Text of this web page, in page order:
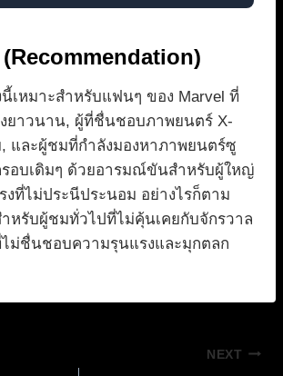
เหมาะสำหรับแฟนๆ ของ Marvel ที่
ยาวนาน, ผู้ที่ชื่นชอบภาพยนตร์ X-
, และผู้ชมที่กำลังมองหาภาพยนตร์ซู
รอบเดิมๆ ด้วยอารมณ์ขันสำหรับผู้ใหญ่
งที่ไม่ประนีประนอม อย่างไรก็ตาม
ำหรับผู้ชมทั่วไปที่ไม่คุ้นเคยกับจักรวาล
ไม่ชื่นชอบความรุนแรงและมุกตลก
NEXT